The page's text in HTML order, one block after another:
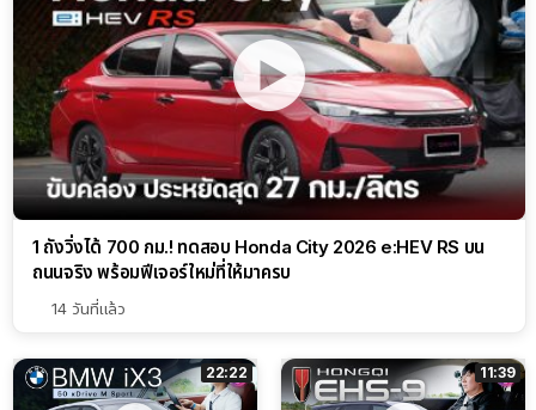
1 ถังวิ่งได้ 700 กม.! ทดสอบ Honda City 2026 e:HEV RS บน
ถนนจริง พร้อมฟีเจอร์ใหม่ที่ให้มาครบ
14 วันที่แล้ว
22:22 11:39